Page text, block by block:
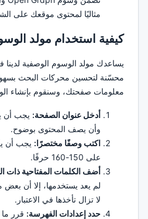
مثاليًا لمحتوى موقعك على
كيفية استخدام مولد
يساعدك مولد الوسوم الوصفية لدينا
محسّنة لتحسين محركات البحث
معلومات صفحتك، وسنقوم بإنشاء
أدخل عنوان الصفحة:
وأن يصف المحتوى بوضوح.
اكتب وصفًا مختصرًا: يجب أن
على 150-160 حرفًا.
أضف الكلمات المفتاحية ذات
لم يعد يستخدمها، إلا أن
لا تزال تأخذها في الاعتبار.
حدد إعدادات الفهرسة: قرر ما